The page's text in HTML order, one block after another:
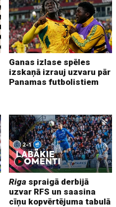
Ganas izlase spēles
izskaņā izrauj uzvaru pār
Panamas futbolistiem
Riga spraigā derbijā
uzvar RFS un saasina
cīņu kopvērtējuma tabulā